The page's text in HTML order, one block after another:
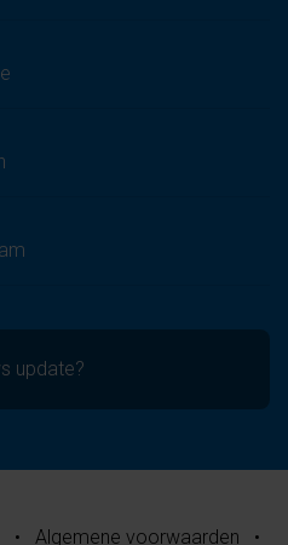
update?
• Algemene voorwaarden •